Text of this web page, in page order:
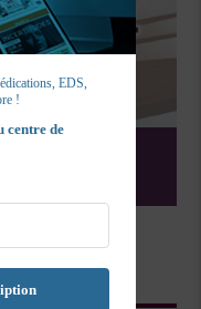
EDS,
!
centre de